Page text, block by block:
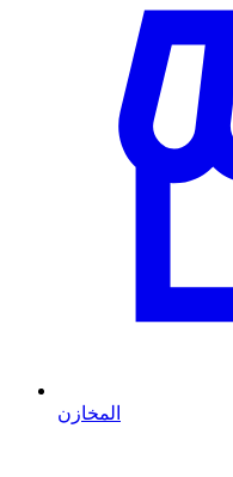
المخازن